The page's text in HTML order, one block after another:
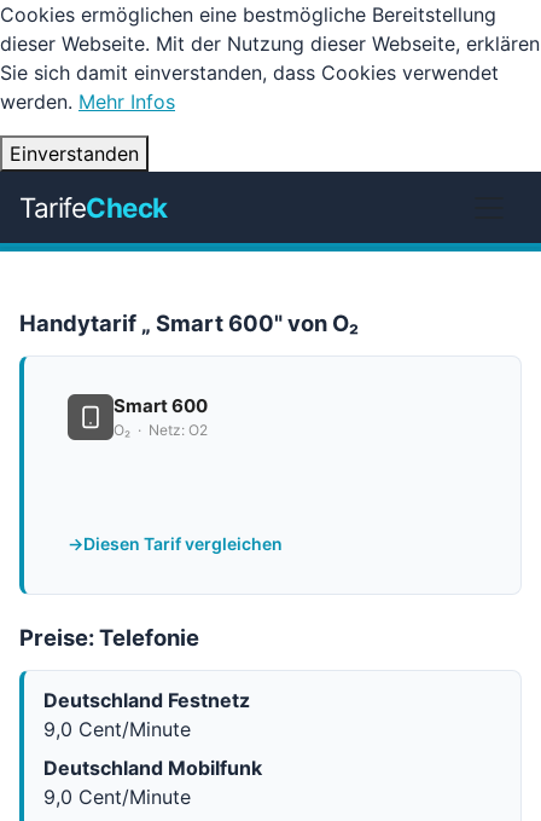
Cookies ermöglichen eine bestmögliche Bereitstellung
dieser Webseite. Mit der Nutzung dieser Webseite, erklären
Sie sich damit einverstanden, dass Cookies verwendet
werden. Mehr Infos
Einverstanden
TarifeCheck
Handytarif „ Smart 600" von O₂
Smart 600
O₂ · Netz: O2
Diesen Tarif vergleichen
Preise: Telefonie
Deutschland Festnetz
9,0 Cent/Minute
Deutschland Mobilfunk
9,0 Cent/Minute